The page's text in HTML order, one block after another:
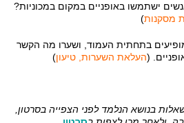
ישתמשו באופניים במקום במכוניות?
מסקנות)
בתחתית העמוד, ושערו מה הקשר
(העלאת השערות, טיעון)
בנושא הנלמד לפני הצפייה בסרטון,